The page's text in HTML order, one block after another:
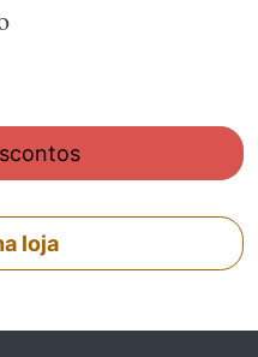
loja